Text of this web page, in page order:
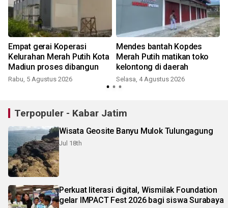
Empat gerai Koperasi
Kelurahan Merah Putih Kota
Madiun proses dibangun
Rabu, 5 Agustus 2026
Mendes bantah Kopdes
Merah Putih matikan toko
kelontong di daerah
Selasa, 4 Agustus 2026
Terpopuler - Kabar Jatim
Wisata Geosite Banyu Mulok Tulungagung
Jul 18th
Perkuat literasi digital, Wismilak Foundation
gelar IMPACT Fest 2026 bagi siswa Surabaya